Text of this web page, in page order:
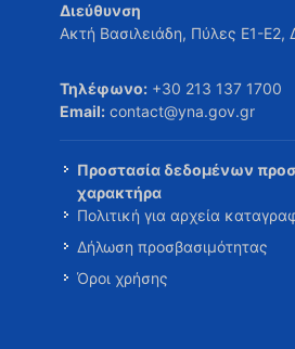
Διεύθυνση
Ακτή Βασιλειάδη, Πύλες Ε1-
Τηλέφωνο: +30 213 137 1700
Email: contact@yna.gov.gr
Προστασία δεδομένων
χαρακτήρα
Πολιτική για αρχεία
Δήλωση προσβασιμότητας
Όροι χρήσης